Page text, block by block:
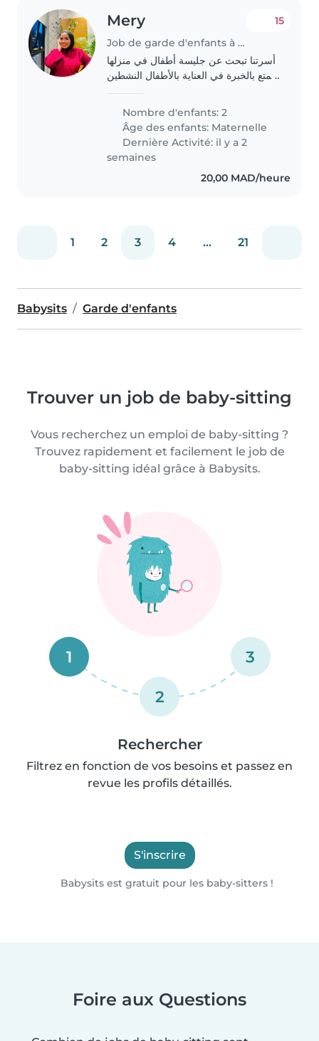
Mery
Job de garde d'enfants à Casablanca
15
أسرتنا تبحث عن جليسة أطفال في منزلها
تتمتع بالخبرة في العناية بالأطفال النشطين
الوجبات البسيطة والمساعدة في المهام
المنزلية الخفيفة. لشخص fluent في
الإنجليزية..
Nombre d'enfants: 2
Âge des enfants: Maternelle
Dernière Activité: il y a 2
semaines
20,00 MAD/heure
1 2 3 4 ... 21
Babysits Garde d'enfants
Trouver un job de baby-sitting
Vous recherchez un emploi de baby-sitting ?
Trouvez rapidement et facilement le job de
baby-sitting idéal grâce à Babysits.
1
2
3
Rechercher
Filtrez en fonction de vos besoins et passez en
revue les profils détaillés.
S'inscrire
Babysits est gratuit pour les baby-sitters !
Foire aux Questions